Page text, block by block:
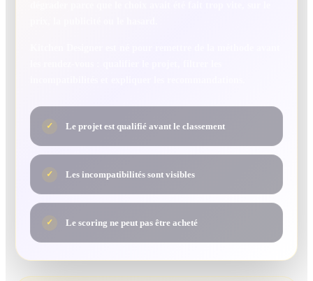
✓ Le projet est qualifié avant le classement
✓ Les incompatibilités sont visibles
✓ Le scoring ne peut pas être acheté